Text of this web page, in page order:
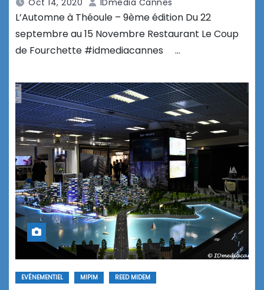
Oct 14, 2020 IDmedia Cannes
L’Automne à Théoule – 9ème édition Du 22
septembre au 15 Novembre Restaurant Le Coup
de Fourchette #idmediacannes …
EVÉNEMENTIEL MIPIM REED MIDEM